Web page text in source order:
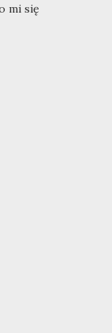
mi się